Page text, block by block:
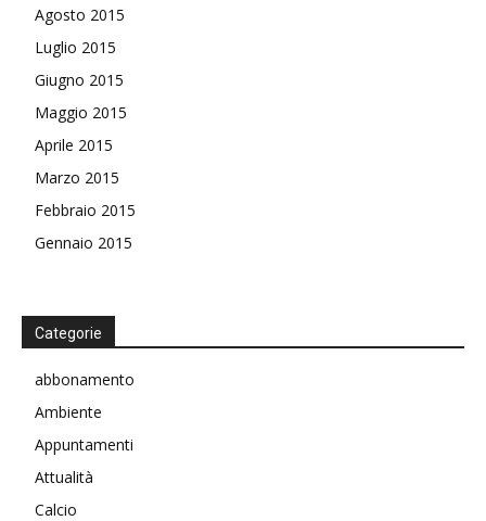
Agosto 2015
Luglio 2015
Giugno 2015
Maggio 2015
Aprile 2015
Marzo 2015
Febbraio 2015
Gennaio 2015
Categorie
abbonamento
Ambiente
Appuntamenti
Attualità
Calcio